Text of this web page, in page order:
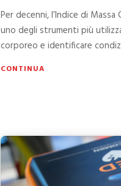
Per decenni, l’Indice di
uno degli strumenti più
corporeo e identificare
CONTINUA